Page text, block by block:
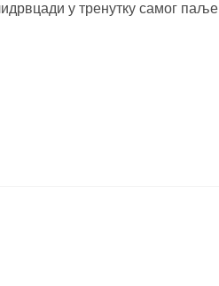
у тренутку самог